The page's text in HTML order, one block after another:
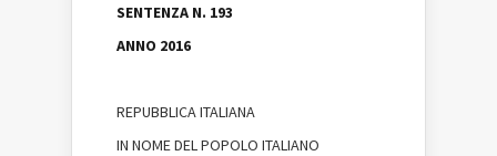
SENTENZA N. 193
ANNO 2016
REPUBBLICA ITALIANA
IN NOME DEL POPOLO ITALIANO